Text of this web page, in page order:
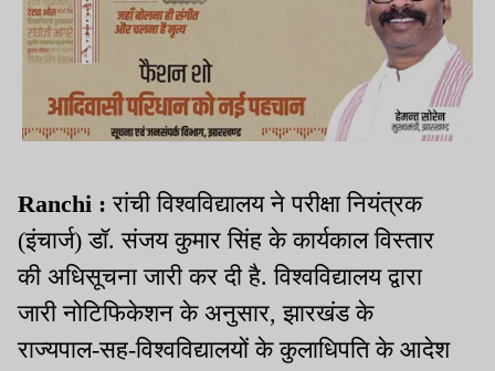
Ranchi :रांची विश्वविद्यालय ने परीक्षा नियंत्रक
(इंचार्ज) डॉ. संजय कुमार सिंह के कार्यकाल विस्तार
की अधिसूचना जारी कर दी है. विश्वविद्यालय द्वारा
जारी नोटिफिकेशन के अनुसार, झारखंड के
राज्यपाल-सह-विश्वविद्यालयों के कुलाधिपति के आदेश